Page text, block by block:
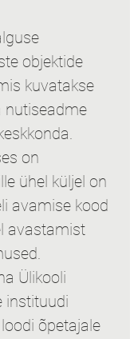
objektide
kuvatakse
nutiseadme
on
ühel küljel on
avamise kood
avastamist
Ülikooli
instituudi
õpetajale